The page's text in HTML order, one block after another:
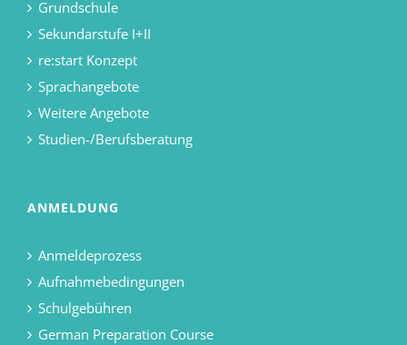
Grundschule
Sekundarstufe I+II
re:start Konzept
Sprachangebote
Weitere Angebote
Studien-/Berufsberatung
ANMELDUNG
Anmeldeprozess
Aufnahmebedingungen
Schulgebühren
German Preparation Course